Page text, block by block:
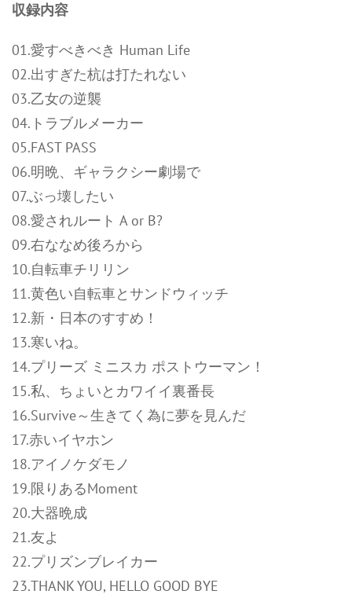
収録内容
01.愛すべきべき Human Life
02.出すぎた杭は打たれない
03.乙女の逆襲
04.トラブルメーカー
05.FAST PASS
06.明晩、ギャラクシー劇場で
07.ぶっ壊したい
08.愛されルート A or B?
09.右ななめ後ろから
10.自転車チリリン
11.黄色い自転車とサンドウィッチ
12.新・日本のすすめ！
13.寒いね。
14.プリーズ ミニスカ ポストウーマン！
15.私、ちょいとカワイイ裏番長
16.Survive～生きてく為に夢を見んだ
17.赤いイヤホン
18.アイノケダモノ
19.限りあるMoment
20.大器晩成
21.友よ
22.プリズンブレイカー
23.THANK YOU, HELLO GOOD BYE